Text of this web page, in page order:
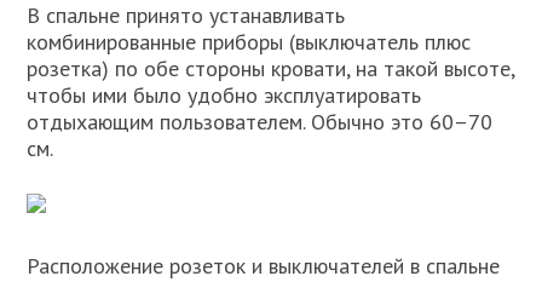
В спальне принято устанавливать
комбинированные приборы (выключатель плюс
розетка) по обе стороны кровати, на такой высоте,
чтобы ими было удобно эксплуатировать
отдыхающим пользователем. Обычно это 60–70
см.
Расположение розеток и выключателей в спальне